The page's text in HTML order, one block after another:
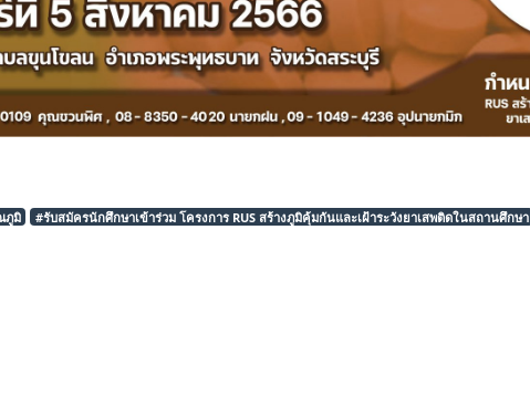
ภูมิ #รับสมัครนักศึกษาเข้าร่วม โครงการ RUS สร้างภูมิคุ้มกันและเฝ้าระวังยาเสพติดในสถานศึกษา